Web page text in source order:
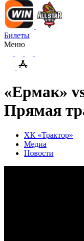
Билеты
Меню
«Ермак»
Прямая
ХК «Трактор»
Медиа
Новости